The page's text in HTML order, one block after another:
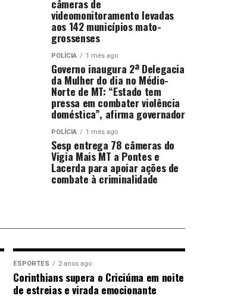
câmeras de
videomonitoramento levadas
aos 142 municípios mato-
grossenses
POLÍCIA 1 mês ago
Governo inaugura 2ª Delegacia
da Mulher do dia no Médio-
Norte de MT: “Estado tem
pressa em combater violência
doméstica”, afirma governador
POLÍCIA 1 mês ago
Sesp entrega 78 câmeras do
Vigia Mais MT a Pontes e
Lacerda para apoiar ações de
combate à criminalidade
ESPORTES 2 anos ago
Corinthians supera o Criciúma em noite
de estreias e virada emocionante